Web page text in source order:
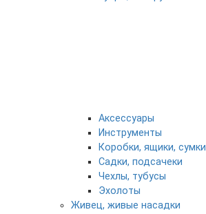
Аксессуары
Инструменты
Коробки, ящики, сумки
Садки, подсачеки
Чехлы, тубусы
Эхолоты
Живец, живые насадки